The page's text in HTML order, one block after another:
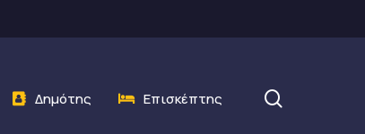
Δημότης Επισκέπτης